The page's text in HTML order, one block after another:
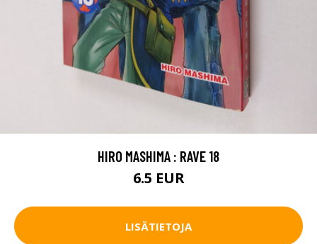
HIRO MASHIMA : RAVE 18
6.5 EUR
LISÄTIETOJA